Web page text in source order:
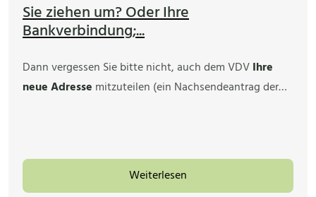
Sie ziehen um? Oder Ihre
Bankverbindung;...
Dann vergessen Sie bitte nicht, auch dem VDVIhre
neue Adresse mitzuteilen (ein Nachsendeantrag der…
Weiterlesen